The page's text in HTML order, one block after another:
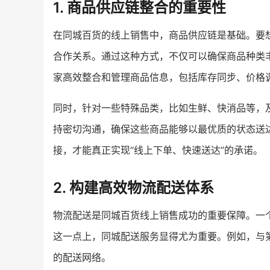
1. 商品供应链整合的重要性
在同城百货的线上销售中，商品供应链是基础。
合作关系。通过这种方式，不仅可以确保商品种
家高效整合和管理商品信息，包括库存同步、价
同时，针对一些特殊品类，比如生鲜、快消品等
持密切沟通，确保这些商品能够以最优质的状态
接，才能真正实现“线上下单、快速送达”的承诺。
2. 构建高效物流配送体系
物流配送是同城百货线上销售成功的重要保障。
这一点上，同城配送服务显得尤为重要。例如，
的配送网络。